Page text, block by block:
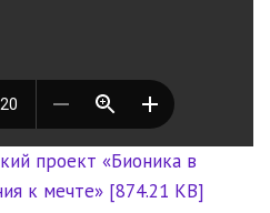
проект «Бионика в
к мечте» [874.21 KB]